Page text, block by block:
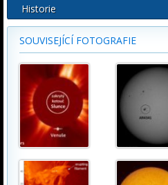
Historie
SOUVISEJÍCÍ FOTOGRAFIE